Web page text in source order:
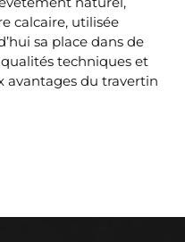
calcaire, utilisée
sa place dans de
techniques et
avantages du travertin